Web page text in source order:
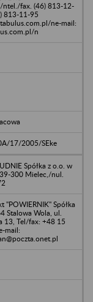
ntel./fax. (46) 813-12-
813-11-95
ne-mail:
n
17/2005/SEke
Spółka z o.o. w
300 Mielec,/nul.
"POWIERNIK" Spółka
Stalowa Wola, ul.
13, Tel/fax: +48 15
mail: